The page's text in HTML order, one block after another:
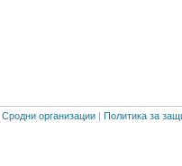
Сродни организации | Политика за